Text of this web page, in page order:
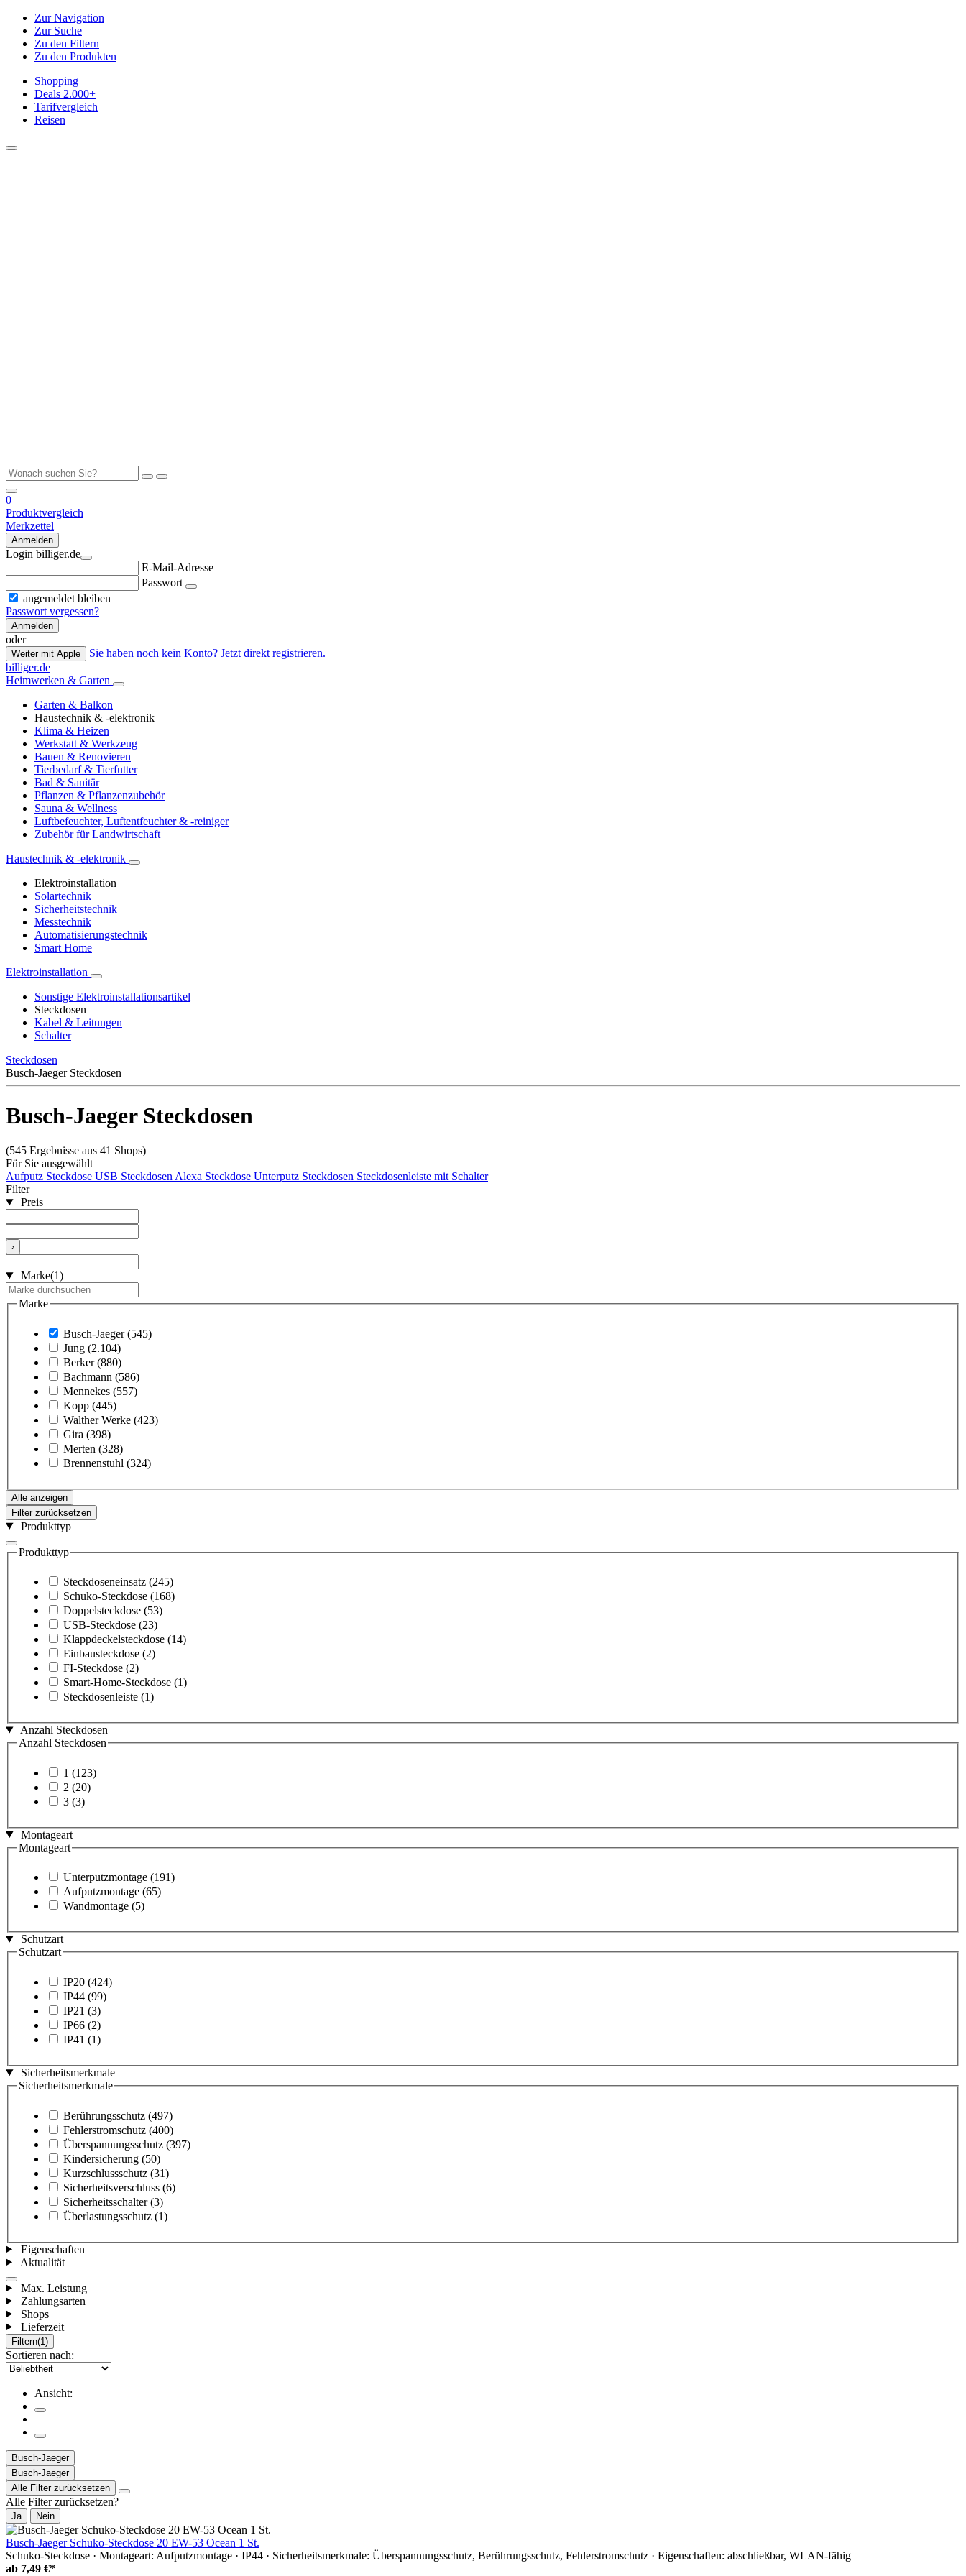
Zur Navigation
Zur Suche
Zu den Filtern
Zu den Produkten
Shopping
Deals 2.000+
Tarifvergleich
Reisen
0
Produktvergleich
Merkzettel
Anmelden
Login billiger.de
E-Mail-Adresse
Passwort
angemeldet bleiben
Passwort vergessen?
Anmelden
oder
Weiter mit Apple
Sie haben noch kein Konto? Jetzt direkt registrieren.
billiger.de
Heimwerken & Garten
Garten & Balkon
Haustechnik & -elektronik
Klima & Heizen
Werkstatt & Werkzeug
Bauen & Renovieren
Tierbedarf & Tierfutter
Bad & Sanitär
Pflanzen & Pflanzenzubehör
Sauna & Wellness
Luftbefeuchter, Luftentfeuchter & -reiniger
Zubehör für Landwirtschaft
Haustechnik & -elektronik
Elektroinstallation
Solartechnik
Sicherheitstechnik
Messtechnik
Automatisierungstechnik
Smart Home
Elektroinstallation
Sonstige Elektroinstallationsartikel
Steckdosen
Kabel & Leitungen
Schalter
Steckdosen
Busch-Jaeger Steckdosen
Busch-Jaeger Steckdosen
(545 Ergebnisse aus 41 Shops)
Für Sie ausgewählt
Aufputz Steckdose USB Steckdosen Alexa Steckdose Unterputz Steckdosen Steckdosenleiste mit Schalter
Filter
Preis
›
Marke(1)
Marke
Busch-Jaeger (545)
Jung (2.104)
Berker (880)
Bachmann (586)
Mennekes (557)
Kopp (445)
Walther Werke (423)
Gira (398)
Merten (328)
Brennenstuhl (324)
Alle anzeigen
Filter zurücksetzen
Produkttyp
Produkttyp
Steckdoseneinsatz (245)
Schuko-Steckdose (168)
Doppelsteckdose (53)
USB-Steckdose (23)
Klappdeckelsteckdose (14)
Einbausteckdose (2)
FI-Steckdose (2)
Smart-Home-Steckdose (1)
Steckdosenleiste (1)
Anzahl Steckdosen
Anzahl Steckdosen
1 (123)
2 (20)
3 (3)
Montageart
Montageart
Unterputzmontage (191)
Aufputzmontage (65)
Wandmontage (5)
Schutzart
Schutzart
IP20 (424)
IP44 (99)
IP21 (3)
IP66 (2)
IP41 (1)
Sicherheitsmerkmale
Sicherheitsmerkmale
Berührungsschutz (497)
Fehlerstromschutz (400)
Überspannungsschutz (397)
Kindersicherung (50)
Kurzschlussschutz (31)
Sicherheitsverschluss (6)
Sicherheitsschalter (3)
Überlastungsschutz (1)
Eigenschaften
Aktualität
Max. Leistung
Zahlungsarten
Shops
Lieferzeit
Filtern(1)
Sortieren nach:
Ansicht:
Busch-Jaeger
Busch-Jaeger
Alle Filter zurücksetzen
Alle Filter zurücksetzen?
Ja Nein
Busch-Jaeger Schuko-Steckdose 20 EW-53 Ocean 1 St.
Schuko-Steckdose · Montageart: Aufputzmontage · IP44 · Sicherheitsmerkmale: Überspannungsschutz, Berührungsschutz, Fehlerstromschutz · Eigenschaften: abschließbar, WLAN-fähig
ab 7,49 €*